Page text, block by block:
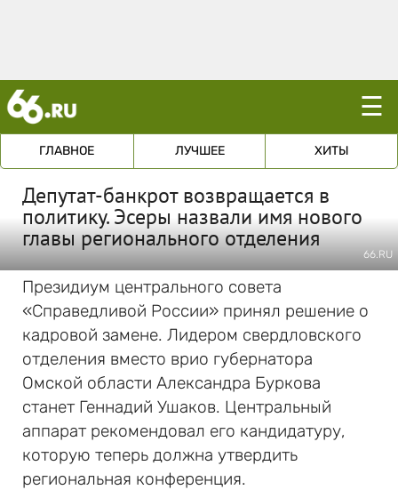
☰
ГЛАВНОЕ ЛУЧШЕЕ ХИТЫ
Депутат-банкрот возвращается в
политику. Эсеры назвали имя нового
главы регионального отделения
66.RU
Президиум центрального совета
«Справедливой России» принял решение о
кадровой замене. Лидером свердловского
отделения вместо врио губернатора
Омской области Александра Буркова
станет Геннадий Ушаков. Центральный
аппарат рекомендовал его кандидатуру,
которую теперь должна утвердить
региональная конференция.